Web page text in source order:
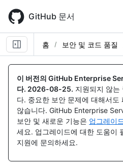
main
content
GitHub 문서
홈 보안 및 코드 품질
이 버전의 GitHub Enterprise
다. 2026-08-25. 지원되지 않는
다. 중요한 보안 문제에 대해서도
않습니다. GitHub Enterprise
보안 및 새로운 기능은 업그레이
세요. 업그레이드에 대한 도움이
지원에 문의하세요.